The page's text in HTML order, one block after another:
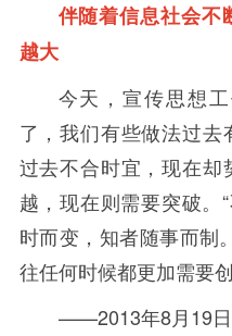
伴随着信息社会不
越大
今天，宣传思想
了，我们有些做法过
过去不合时宜，现在却
越，现在则需要突破。
时而变，知者随事而制
往任何时候都更加需要创
——2013年8月19